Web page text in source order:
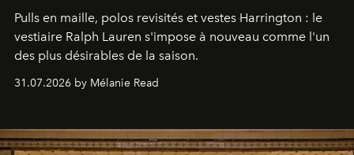
Pulls en maille, polos revisités et vestes Harrington : le
vestiaire Ralph Lauren s'impose à nouveau comme l'un
des plus désirables de la saison.
31.07.2026 by Mélanie Read